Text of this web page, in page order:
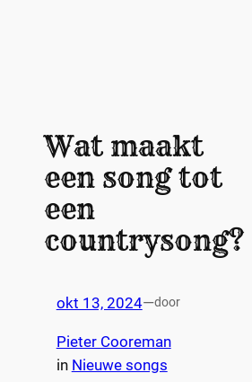
Wat maakt
een song tot
een
countrysong?
okt 13, 2024—door
Pieter Cooreman
in Nieuwe songs